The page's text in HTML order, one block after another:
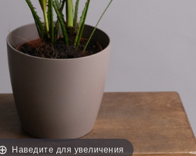
Наведите для увеличения